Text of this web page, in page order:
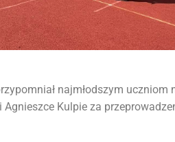
najmłodszym uczniom
Kulpie za